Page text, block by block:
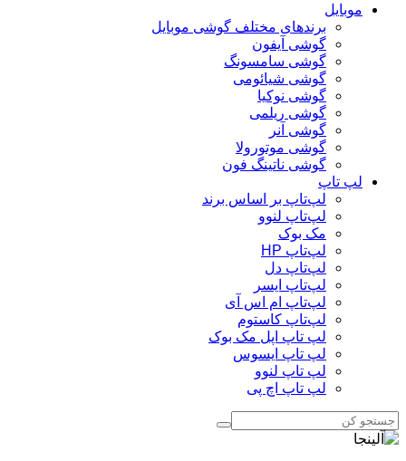
موبایل
برندهای مختلف گوشی موبایل
گوشی آیفون
گوشی سامسونگ
گوشی شیائومی
گوشی نوکیا
گوشی ریلمی
گوشی آنر
گوشی موتورولا
گوشی ناتینگ فون
لپ تاپ
لپ‌تاپ بر اساس برند
لپ‌تاپ لنوو
مک بوک
لپ‌تاپ HP
لپ‌تاپ دل
لپ‌تاپ ایسر
لپ‌تاپ ام اس آی
لپ‌تاپ کاستوم
لپ تاپ اپل مک بوک
لپ تاپ ایسوس
لپ تاپ لنوو
لپ تاپ اچ پی